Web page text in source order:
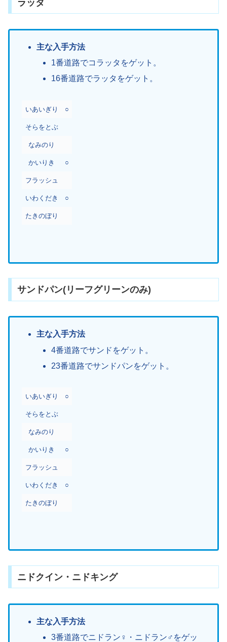
ラッタ
主な入手方法
1番道路でコラッタをゲット。
16番道路でラッタをゲット。
いあいぎり ○
そらをとぶ
なみのり
かいりき ○
フラッシュ
いわくだき ○
たきのぼり
サンドパン(リーフグリーンのみ)
主な入手方法
4番道路でサンドをゲット。
23番道路でサンドパンをゲット。
いあいぎり ○
そらをとぶ
なみのり
かいりき ○
フラッシュ
いわくだき ○
たきのぼり
ニドクイン・ニドキング
主な入手方法
3番道路でニドラン♀・ニドラン♂をゲッ